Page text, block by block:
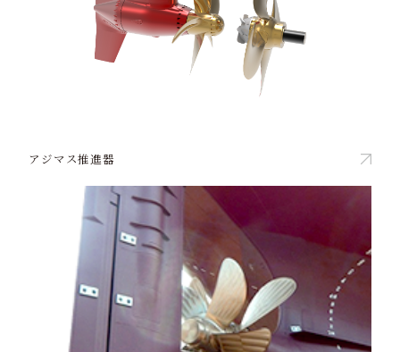
アジマス推進器